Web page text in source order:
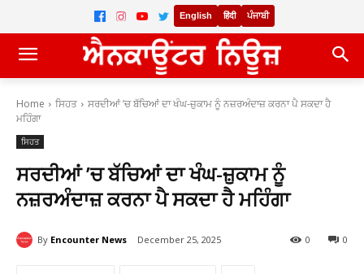
English हिंदी ਪੰਜਾਬੀ
Home ਸਿਹਤ
ਸਰਦੀਆਂ ’ਚ ਬੱਚਿਆਂ ਦਾ ਖੰਘ-ਜ਼ੁਕਾਮ ਨੂੰ ਨਜ਼ਰਅੰਦਾਜ਼ ਕਰਨਾ ਪੈ ਸਕਦਾ ਹੈ
ਮਹਿੰਗਾ
ਸਿਹਤ
ਸਰਦੀਆਂ ’ਚ ਬੱਚਿਆਂ ਦਾ ਖੰਘ-ਜ਼ੁਕਾਮ ਨੂੰ
ਨਜ਼ਰਅੰਦਾਜ਼ ਕਰਨਾ ਪੈ ਸਕਦਾ ਹੈ ਮਹਿੰਗਾ
By Encounter News December 25, 2025 0
0